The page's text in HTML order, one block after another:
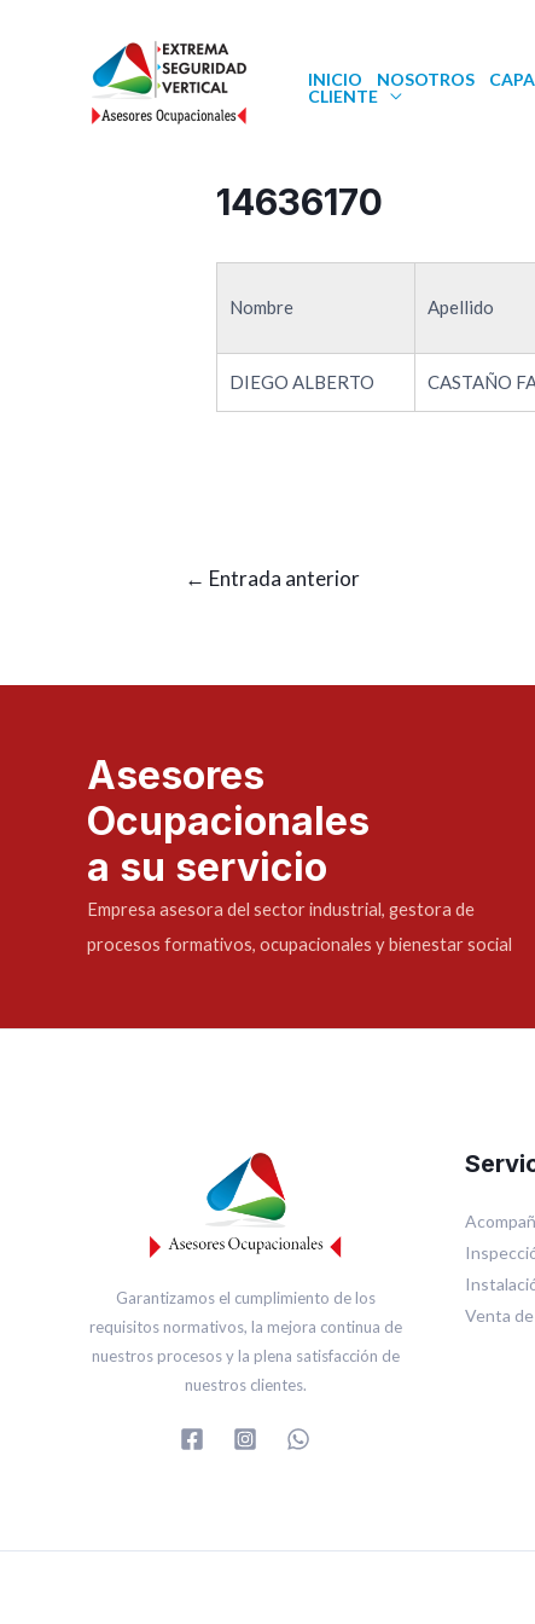
INICIO NOSOTROS
CLIENTE
14636170
Nombre Apellido
DIEGO ALBERTO CASTAÑO
← Entrada anterior
Asesores
Ocupacionales
a su servicio
Empresa asesora del sector industrial, gestora de
procesos formativos, ocupacionales y bienestar social
Garantizamos el cumplimiento de los
requisitos normativos, la mejora continua de
nuestros procesos y la plena satisfacción de
nuestros clientes.
Venta